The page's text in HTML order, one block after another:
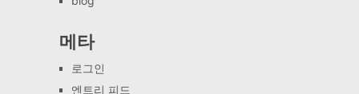
메타
로그인
엔트리 피드